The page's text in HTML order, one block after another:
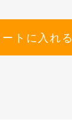
ートに入れる